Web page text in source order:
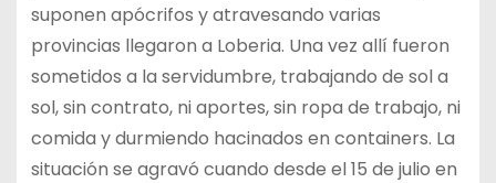
suponen apócrifos y atravesando varias
provincias llegaron a Loberia. Una vez allí fueron
sometidos a la servidumbre, trabajando de sol a
sol, sin contrato, ni aportes, sin ropa de trabajo, ni
comida y durmiendo hacinados en containers. La
situación se agravó cuando desde el 15 de julio en